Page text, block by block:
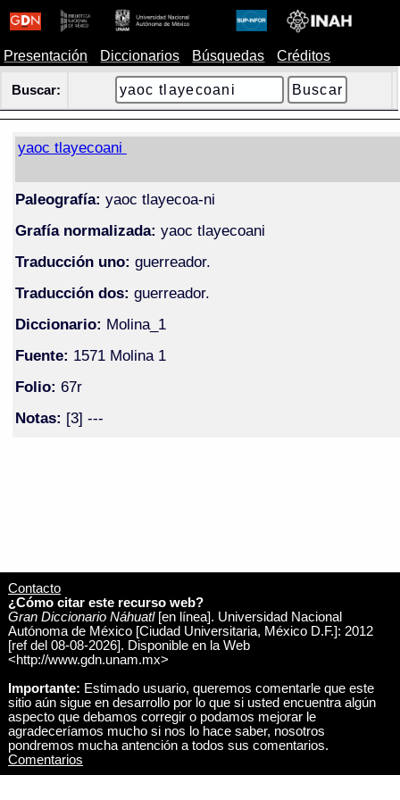
Presentación Diccionarios Búsquedas Créditos
Buscar:
yaoc tlayecoani
Paleografía: yaoc tlayecoa-ni
Grafía normalizada: yaoc tlayecoani
Traducción uno: guerreador.
Traducción dos: guerreador.
Diccionario: Molina_1
Fuente: 1571 Molina 1
Folio: 67r
Notas: [3] ---
Contacto
¿Cómo citar este recurso web?
Gran Diccionario Náhuatl[en línea]. Universidad Nacional
Autónoma de México [Ciudad Universitaria, México D.F.]: 2012
[ref del 08-08-2026]. Disponible en la Web
<http://www.gdn.unam.mx>
Importante: Estimado usuario, queremos comentarle que este
sitio aún sigue en desarrollo por lo que si usted encuentra algún
aspecto que debamos corregir o podamos mejorar le
agradeceríamos mucho si nos lo hace saber, nosotros
pondremos mucha antención a todos sus comentarios.
Comentarios